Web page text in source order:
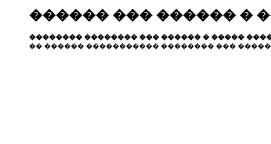
������ ��� ������ �
�������� �������� ��� ������ � �����
�� ������ ����������� �������� ���